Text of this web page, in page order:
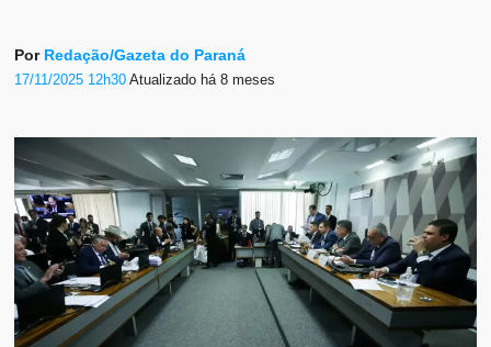
Por Redação/Gazeta do Paraná
17/11/2025 12h30Atualizado há 8 meses